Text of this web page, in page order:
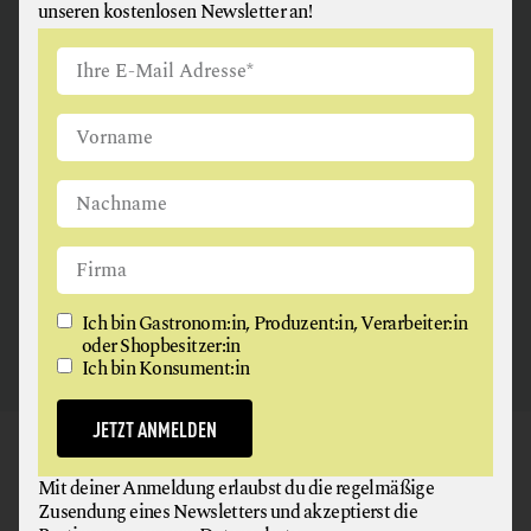
ANGUS & ARTHUR
FLEISCH + FLEISCHERZEUGNISSE
2326 Maria Lanzendorf
GAUMEN HOCH
NEWSLETTER
unseren kostenlosen Newsletter an!
Ich bin Gastronom:in, Produzent:in, Verarbeiter:in
oder Shopbesitzer:in
Ich bin Konsument:in
JETZT ANMELDEN
Mit deiner Anmeldung erlaubst du die regelmäßige
Zusendung eines Newsletters und akzeptierst die